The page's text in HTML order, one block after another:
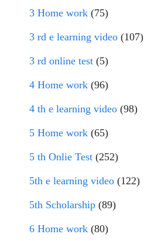
3 Home work (75)
3 rd e learning video (107)
3 rd online test (5)
4 Home work (96)
4 th e learning video (98)
5 Home work (65)
5 th Onlie Test (252)
5th e learning video (122)
5th Scholarship (89)
6 Home work (80)